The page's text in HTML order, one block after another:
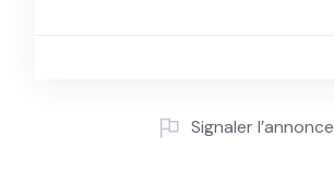
Signaler l’annonce